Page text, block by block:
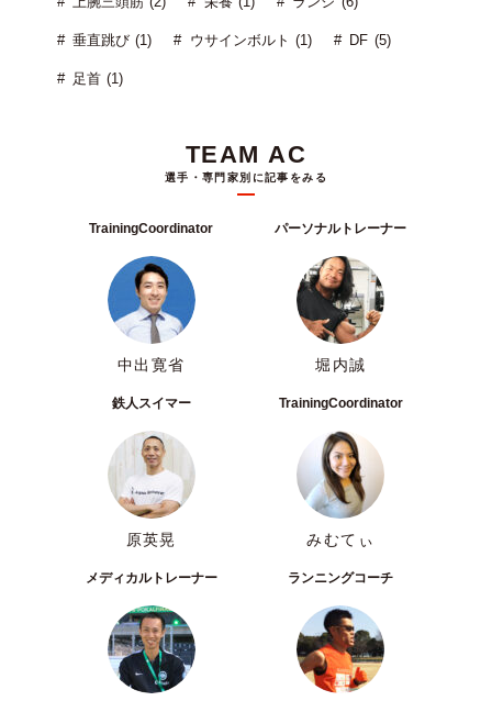
垂直跳び (1) ウサインボルト (1) DF (5)
足首 (1)
TEAM AC
選手・専門家別に記事をみる
TrainingCoordinator
中出寛省
パーソナルトレーナー
堀内誠
鉄人スイマー
原英晃
TrainingCoordinator
みむてぃ
メディカルトレーナー ランニングコーチ